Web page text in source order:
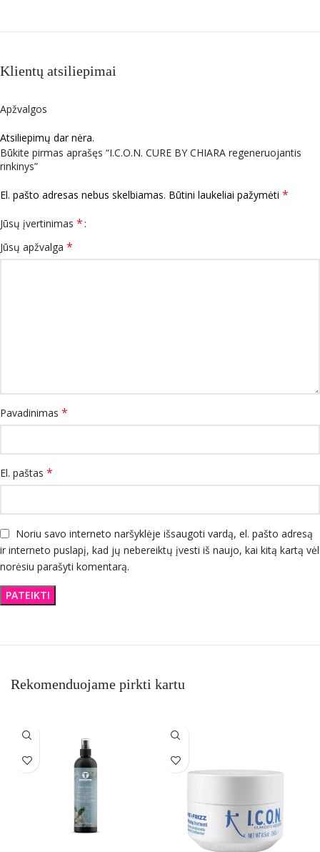
Klientų atsiliepimai
Apžvalgos
Atsiliepimų dar nėra.
Būkite pirmas aprašęs “I.C.O.N. CURE BY CHIARA regeneruojantis
rinkinys”
El. pašto adresas nebus skelbiamas. Būtini laukeliai pažymėti *
Jūsų įvertinimas *
Jūsų apžvalga *
Pavadinimas *
El. paštas *
Noriu savo interneto naršyklėje išsaugoti vardą, el. pašto adresą
ir interneto puslapį, kad jų nebereiktų įvesti iš naujo, kai kitą kartą vėl
norėsiu parašyti komentarą.
Rekomenduojame pirkti kartu